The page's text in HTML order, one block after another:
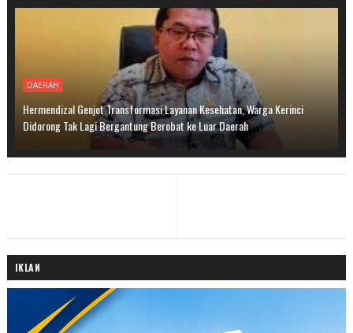
DAERAH
Hermendizal Genjot Transformasi Layanan Kesehatan, Warga Kerinci
Didorong Tak Lagi Bergantung Berobat ke Luar Daerah
IKLAN